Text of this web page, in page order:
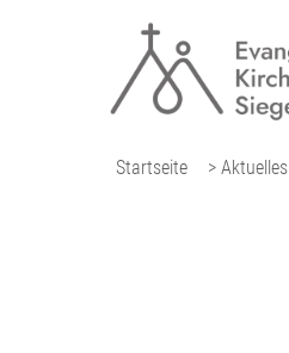
Startseite > Aktuelles